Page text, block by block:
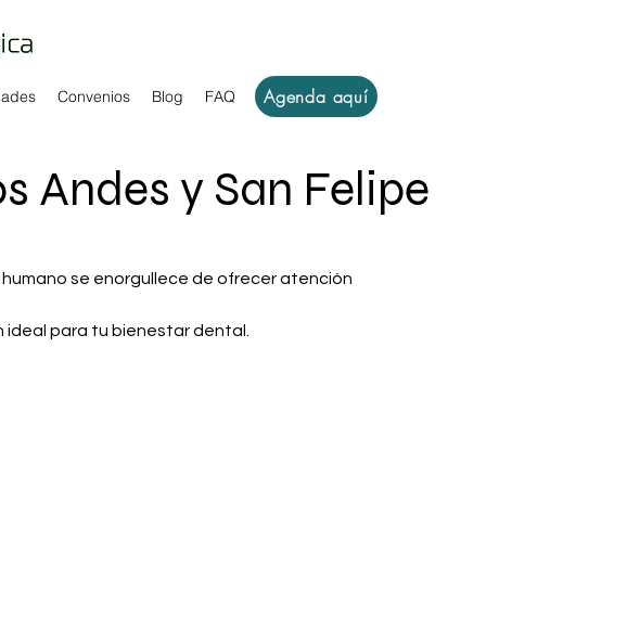
Convenios Blog FAQ Agenda aquí
Andes y San Felipe
se enorgullece de ofrecer atención
para tu bienestar dental.